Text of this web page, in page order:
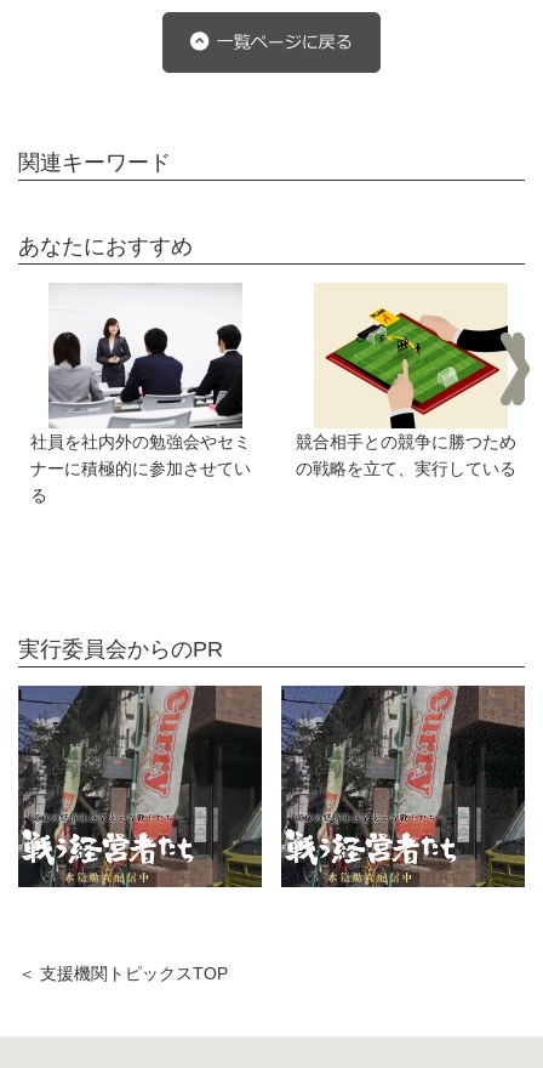
関連キーワード
あなたにおすすめ
社員を社内外の勉強会やセミ
ナーに積極的に参加させてい
る
競合相手との競争に勝つため
の戦略を立て、実行している
実行委員会からのPR
＜ 支援機関トピックスTOP